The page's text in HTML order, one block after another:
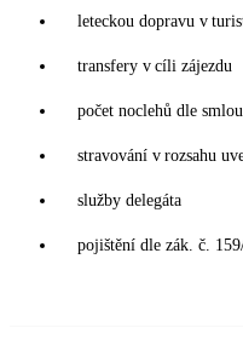
leteckou dopravu v
transfery v cíli zájezdu
počet noclehů dle
stravování v rozsahu
služby delegáta
pojištění dle zák. č.